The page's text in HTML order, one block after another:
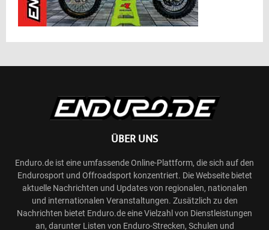
ÜBER UNS
Enduro.de ist eine umfassende Online-Plattform, die sich auf den
Endurosport und Offroadsport konzentriert. Die Webseite bietet
aktuelle Nachrichten und Updates von regionalen, nationalen
und internationalen Veranstaltungen. Zusätzlich zu den
Nachrichten bietet Enduro.de eine Vielzahl von Dienstleistungen
an, darunter Listen von Enduro-Strecken, Schulen und